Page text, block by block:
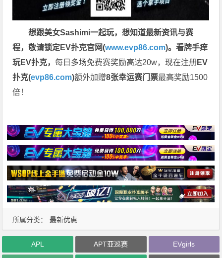
想跟美女Sashimi一起玩，想知道最新资讯与赛
程，敬请锁定EV扑克官网(www.evp86.com)。看牌手痒
玩EV扑克，每日多场免费赛奖励高达20w，现在注册EV
扑克(evp86.com)额外加赠8张幸运赛门票最高奖励1500
倍！
所属分类： 最新优惠
APL APT亚巡赛 EVgirls